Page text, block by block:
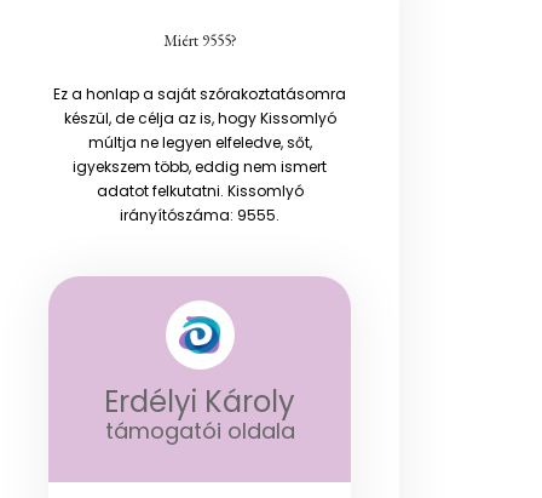
Miért 9555?
Ez a honlap a saját szórakoztatásomra
készül, de célja az is, hogy Kissomlyó
múltja ne legyen elfeledve, sőt,
igyekszem több, eddig nem ismert
adatot felkutatni. Kissomlyó
irányítószáma: 9555.
Erdélyi Károly
támogatói oldala